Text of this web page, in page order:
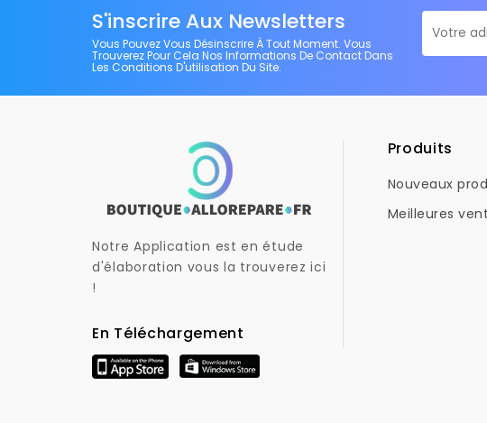
S'inscrire Aux Newsletters
Vous Pouvez Vous Désinscrire À Tout Moment. Vous
Trouverez Pour Cela Nos Informations De Contact Dans
Les Conditions D'utilisation Du Site.
Notre Application est en étude
d'élaboration vous la trouverez ici
!
En Téléchargement
Produits
Nouveaux
Meilleures